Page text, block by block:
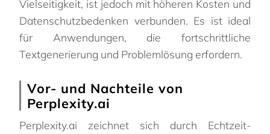
Vielseitigkeit, ist jedoch mit höheren Kosten und
Datenschutzbedenken verbunden. Es ist ideal
für Anwendungen, die fortschrittliche
Textgenerierung und Problemlösung erfordern.
Vor- und Nachteile von
Perplexity.ai
Perplexity.ai zeichnet sich durch Echtzeit-